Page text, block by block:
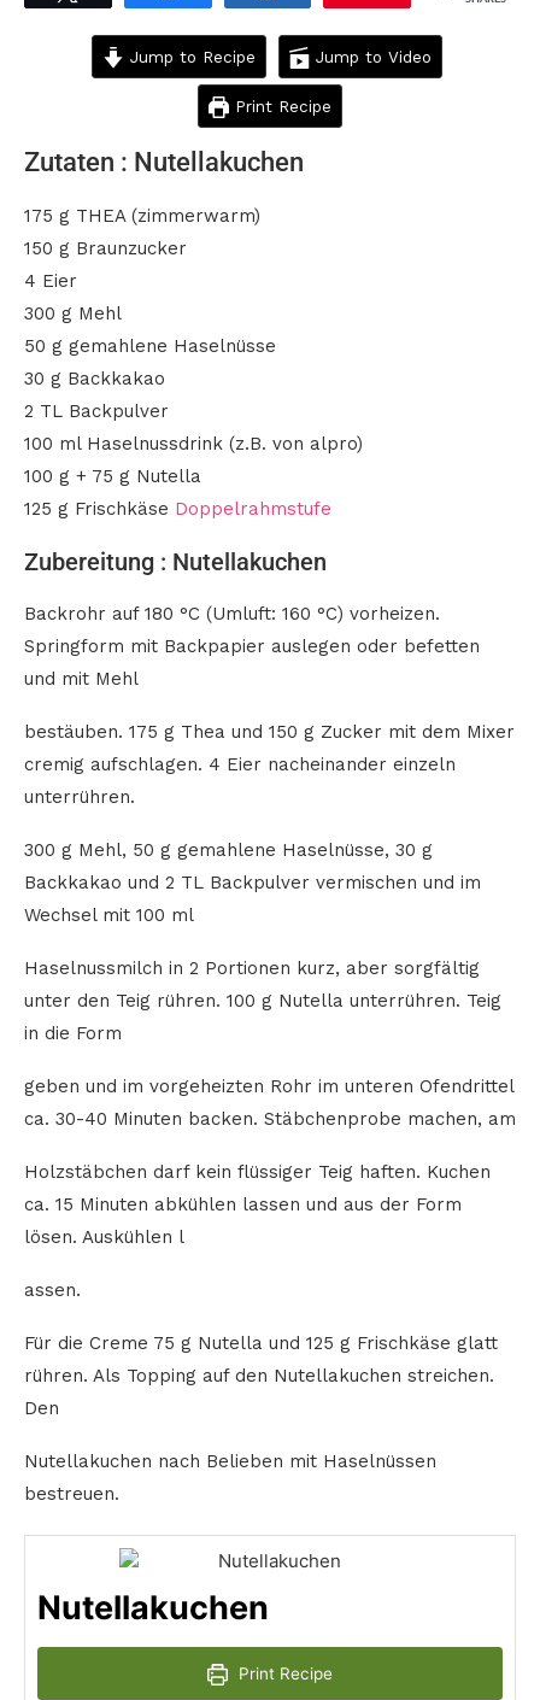
Jump to Recipe Jump to Video
Print Recipe
Zutaten : Nutellakuchen
175 g THEA (zimmerwarm)
150 g Braunzucker
4 Eier
300 g Mehl
50 g gemahlene Haselnüsse
30 g Backkakao
2 TL Backpulver
100 ml Haselnussdrink (z.B. von alpro)
100 g + 75 g Nutella
125 g Frischkäse Doppelrahmstufe
Zubereitung : Nutellakuchen
Backrohr auf 180 °C (Umluft: 160 °C) vorheizen.
Springform mit Backpapier auslegen oder befetten
und mit Mehl
bestäuben. 175 g Thea und 150 g Zucker mit dem Mixer
cremig aufschlagen. 4 Eier nacheinander einzeln
unterrühren.
300 g Mehl, 50 g gemahlene Haselnüsse, 30 g
Backkakao und 2 TL Backpulver vermischen und im
Wechsel mit 100 ml
Haselnussmilch in 2 Portionen kurz, aber sorgfältig
unter den Teig rühren. 100 g Nutella unterrühren. Teig
in die Form
geben und im vorgeheizten Rohr im unteren Ofendrittel
ca. 30-40 Minuten backen. Stäbchenprobe machen, am
Holzstäbchen darf kein flüssiger Teig haften. Kuchen
ca. 15 Minuten abkühlen lassen und aus der Form
lösen. Auskühlen l
assen.
Für die Creme 75 g Nutella und 125 g Frischkäse glatt
rühren. Als Topping auf den Nutellakuchen streichen.
Den
Nutellakuchen nach Belieben mit Haselnüssen
bestreuen.
Nutellakuchen
Print Recipe